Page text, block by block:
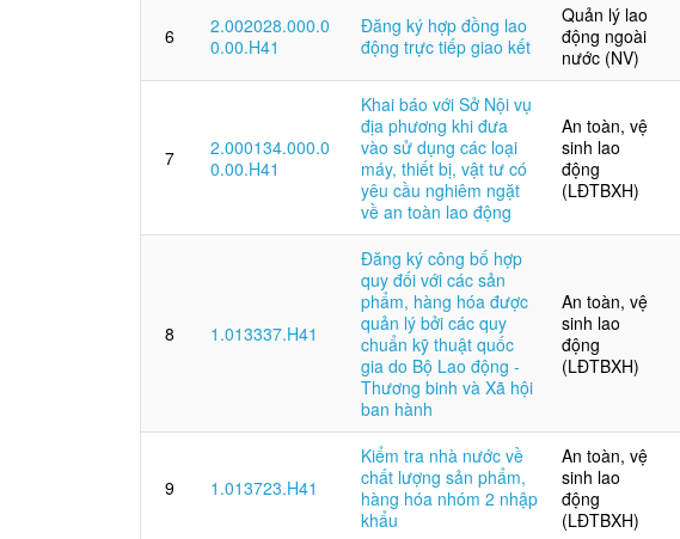
6
2.002028.000.0
0.00.H41
Đăng ký hợp đồng lao
động trực tiếp giao kết
Quản lý lao
động ngoài
nước (NV)
7
2.000134.000.0
0.00.H41
Khai báo với Sở Nội vụ
địa phương khi đưa
vào sử dụng các loại
máy, thiết bị, vật tư có
yêu cầu nghiêm ngặt
về an toàn lao động
An toàn, vệ
sinh lao
động
(LĐTBXH)
8 1.013337.H41
Đăng ký công bố hợp
quy đối với các sản
phẩm, hàng hóa được
quản lý bởi các quy
chuẩn kỹ thuật quốc
gia do Bộ Lao động -
Thương binh và Xã hội
ban hành
An toàn, vệ
sinh lao
động
(LĐTBXH)
9 1.013723.H41
Kiểm tra nhà nước về
chất lượng sản phẩm,
hàng hóa nhóm 2 nhập
khẩu
An toàn, vệ
sinh lao
động
(LĐTBXH)